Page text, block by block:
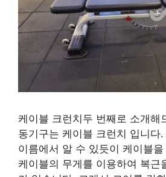
케이블 크런치두 번째로 소개해
동기구는 케이블 크런치 입니다
이름에서 알 수 있듯이 케이블
케이블의 무게를 이용하여 복근